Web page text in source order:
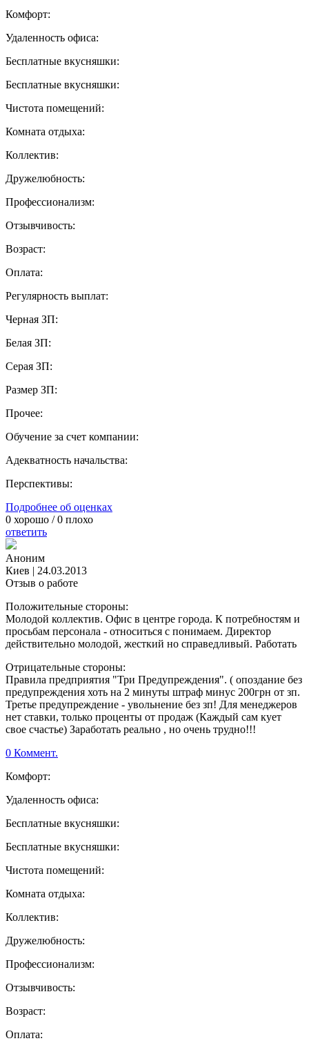
Комфорт:
Удаленность офиса:
Бесплатные вкусняшки:
Бесплатные вкусняшки:
Чистота помещений:
Комната отдыха:
Коллектив:
Дружелюбность:
Профессионализм:
Отзывчивость:
Возраст:
Оплата:
Регулярность выплат:
Черная ЗП:
Белая ЗП:
Серая ЗП:
Размер ЗП:
Прочее:
Обучение за счет компании:
Адекватность начальства:
Перспективы:
Подробнее об оценках
0 хорошо /0 плохо
ответить
Аноним
Киев | 24.03.2013
Отзыв о работе
Положительные стороны:
Молодой коллектив. Офис в центре города. К потребностям и
просьбам персонала - относиться с понимаем. Директор
действительно молодой, жесткий но справедливый. Работать
Отрицательные стороны:
Правила предприятия "Три Предупреждения". ( опоздание без
предупреждения хоть на 2 минуты штраф минус 200грн от зп.
Третье предупреждение - увольнение без зп! Для менеджеров
нет ставки, только проценты от продаж (Каждый сам кует
свое счастье) Заработать реально , но очень трудно!!!
0 Коммент.
Комфорт:
Удаленность офиса:
Бесплатные вкусняшки:
Бесплатные вкусняшки:
Чистота помещений:
Комната отдыха:
Коллектив:
Дружелюбность:
Профессионализм:
Отзывчивость:
Возраст:
Оплата: